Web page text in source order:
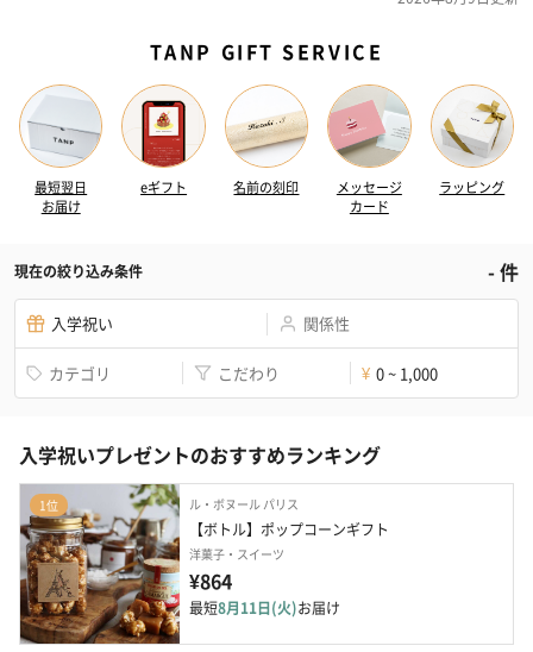
TANP GIFT SERVICE
最短翌日
お届け
eギフト 名前の刻印
メッセージ
カード
ラッピング
現在の絞り込み条件 -件
入学祝い 関係性
カテゴリ こだわり ¥ 0 ~ 1,000
入学祝いプレゼントのおすすめランキング
1位 ル・ボヌール パリス
【ボトル】ポップコーンギフト
洋菓子・スイーツ
¥864
最短8月11日(火)お届け